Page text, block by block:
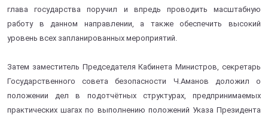
глава государства поручил и впредь проводить масштабную
работу в данном направлении, а также обеспечить высокий
уровень всех запланированных мероприятий.
Затем заместитель Председателя Кабинета Министров, секретарь
Государственного совета безопасности Ч.Аманов доложил о
положении дел в подотчётных структурах, предпринимаемых
практических шагах по выполнению положений Указа Президента